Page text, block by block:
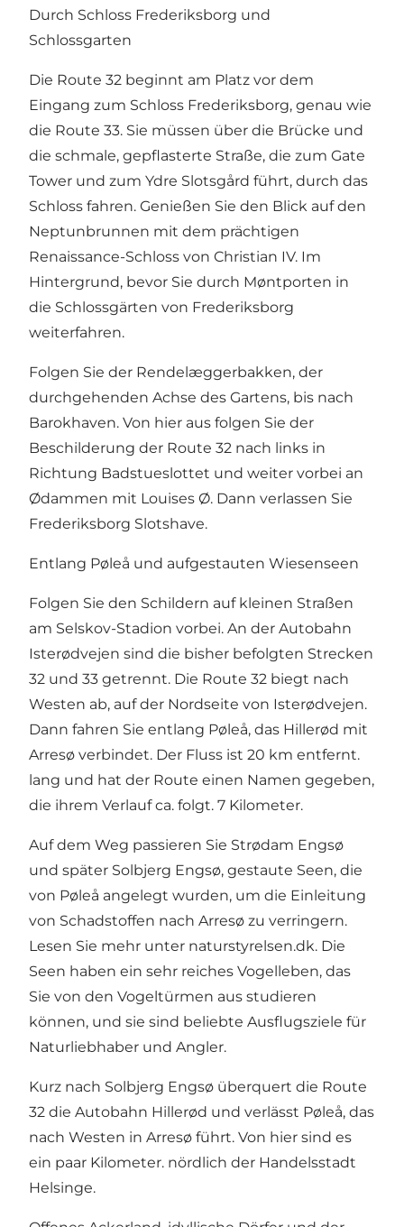
Durch Schloss Frederiksborg und
Schlossgarten
Die Route 32 beginnt am Platz vor dem
Eingang zum Schloss Frederiksborg, genau wie
die Route 33. Sie müssen über die Brücke und
die schmale, gepflasterte Straße, die zum Gate
Tower und zum Ydre Slotsgård führt, durch das
Schloss fahren. Genießen Sie den Blick auf den
Neptunbrunnen mit dem prächtigen
Renaissance-Schloss von Christian IV. Im
Hintergrund, bevor Sie durch Møntporten in
die Schlossgärten von Frederiksborg
weiterfahren.
Folgen Sie der Rendelæggerbakken, der
durchgehenden Achse des Gartens, bis nach
Barokhaven. Von hier aus folgen Sie der
Beschilderung der Route 32 nach links in
Richtung Badstueslottet und weiter vorbei an
Ødammen mit Louises Ø. Dann verlassen Sie
Frederiksborg Slotshave.
Entlang Pøleå und aufgestauten Wiesenseen
Folgen Sie den Schildern auf kleinen Straßen
am Selskov-Stadion vorbei. An der Autobahn
Isterødvejen sind die bisher befolgten Strecken
32 und 33 getrennt. Die Route 32 biegt nach
Westen ab, auf der Nordseite von Isterødvejen.
Dann fahren Sie entlang Pøleå, das Hillerød mit
Arresø verbindet. Der Fluss ist 20 km entfernt.
lang und hat der Route einen Namen gegeben,
die ihrem Verlauf ca. folgt. 7 Kilometer.
Auf dem Weg passieren Sie Strødam Engsø
und später Solbjerg Engsø, gestaute Seen, die
von Pøleå angelegt wurden, um die Einleitung
von Schadstoffen nach Arresø zu verringern.
Lesen Sie mehr unter naturstyrelsen.dk. Die
Seen haben ein sehr reiches Vogelleben, das
Sie von den Vogeltürmen aus studieren
können, und sie sind beliebte Ausflugsziele für
Naturliebhaber und Angler.
Kurz nach Solbjerg Engsø überquert die Route
32 die Autobahn Hillerød und verlässt Pøleå, das
nach Westen in Arresø führt. Von hier sind es
ein paar Kilometer. nördlich der Handelsstadt
Helsinge.